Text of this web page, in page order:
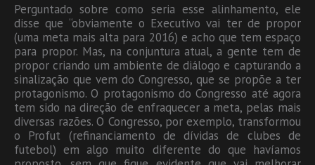
Perguntado sobre como seria esse alinhamento, ele
disse que “obviamente o Executivo vai ter de propor
(uma meta mais alta para 2016) e acho que tem espaço
para propor. Mas, na conjuntura atual, a gente tem de
propor criando um ambiente de diálogo e capturando a
sinalização que vem do Congresso, que se propõe a ter
protagonismo. O protagonismo do Congresso até agora
tem sido na direção de enfraquecer a meta, pelas mais
diversas razões. O Congresso, por exemplo, transformou
o Profut (refinanciamento de dívidas de clubes de
futebol) em algo muito diferente do que havíamos